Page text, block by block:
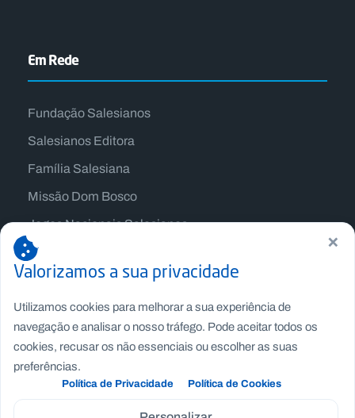
Em Rede
Fundação Salesianos
Salesianos Editora
Família Salesiana
Missão Dom Bosco
Jogos Nacionais Salesianos
×
Valorizamos a sua privacidade
Utilizamos cookies para melhorar a sua experiência de
navegação e analisar o nosso tráfego. Pode aceitar todos os
cookies, recusar os não essenciais ou escolher as suas
preferências.
Política de Privacidade Política de Cookies